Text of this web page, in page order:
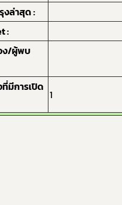
งล่าสุด :
:
ง/ผู้พบ
มีการเปิด
1